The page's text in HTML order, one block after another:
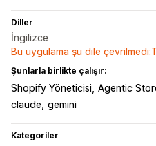
Diller
İngilizce
Bu uygulama şu dile
Şunlarla birlikte çalışır:
Shopify Yöneticisi Agentic
claude gemini
Kategoriler